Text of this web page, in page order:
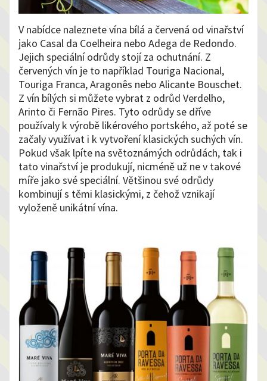
V nabídce naleznete vína bílá a červená od vinařství
jako Casal da Coelheira nebo Adega de Redondo.
Jejich speciální odrůdy stojí za ochutnání. Z
červených vín je to například Touriga Nacional,
Touriga Franca, Aragonês nebo Alicante Bouschet.
Z vín bílých si můžete vybrat z odrůd Verdelho,
Arinto či Fernão Pires. Tyto odrůdy se dříve
používaly k výrobě likérového portského, až poté se
začaly využívat i k vytvoření klasických suchých vín.
Pokud však lpíte na světoznámých odrůdách, tak i
tato vinařství je produkují, nicméně už ne v takové
míře jako své speciální. Většinou své odrůdy
kombinují s těmi klasickými, z čehož vznikají
vyloženě unikátní vína.